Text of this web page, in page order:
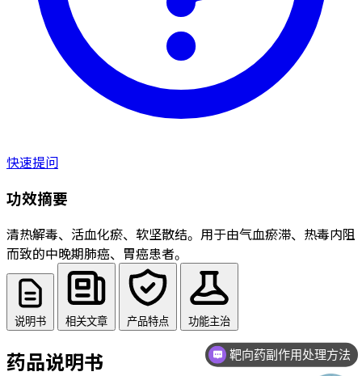
快速提问
功效摘要
清热解毒、活血化瘀、软坚散结。用于由气血瘀滞、热毒内阻
而致的中晚期肺癌、胃癌患者。
说明书 相关文章 产品特点 功能主治
药品说明书
靶向药副作用处理方法
中西医结合治疗方法